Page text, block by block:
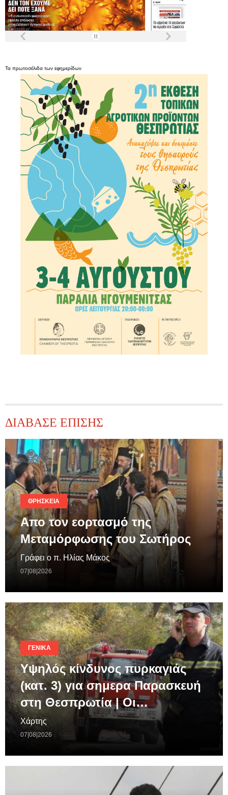
Τα πρωτοσέλιδα των εφημερίδων
ΔΙΑΒΑΣΕ ΕΠΙΣΗΣ
ΘΡΗΣΚΕΊΑ
Απο τον εορτασμό της
Μεταμόρφωσης του Σωτήρος
Γράφει ο π. Ηλίας Μάκος
07|08|2026
ΓΕΝΙΚΆ
Υψηλός κίνδυνος πυρκαγιάς
(κατ. 3) για σημερα Παρασκευή
στη Θεσπρωτία | Οι…
Χάρτης
07|08|2026